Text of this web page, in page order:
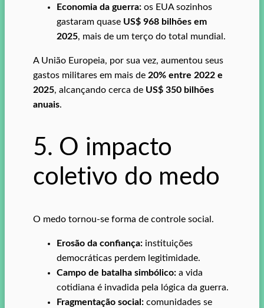
Economia da guerra: os EUA sozinhos
gastaram quase US$ 968 bilhões em
2025, mais de um terço do total mundial.
A União Europeia, por sua vez, aumentou seus
gastos militares em mais de 20% entre 2022 e
2025, alcançando cerca de US$ 350 bilhões
anuais.
5. O impacto
coletivo do medo
O medo tornou-se forma de controle social.
Erosão da confiança: instituições
democráticas perdem legitimidade.
Campo de batalha simbólico: a vida
cotidiana é invadida pela lógica da guerra.
Fragmentação social: comunidades se